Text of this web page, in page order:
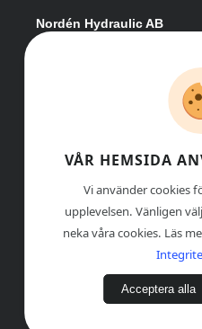
Nordén Hydraulic AB
Org-nr: 556531-8424
© COPYRIGHT,
VÅR HEMSIDA
Vi använder cookies
upplevelsen. Vänligen
neka våra cookies. Läs
Acceptera alla